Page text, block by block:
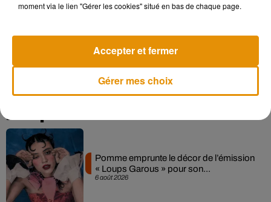
Musique
6 août 2026
Pomme emprunte le décor de l’émission
« Loups Garous » pour son...
moment via le lien "Gérer les cookies" situé en bas de chaque page.
Gérer mes choix
Accepter et fermer